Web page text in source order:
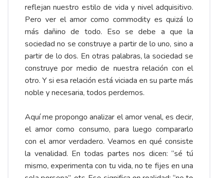
reflejan nuestro estilo de vida y nivel adquisitivo.
Pero ver el amor como commodity es quizá lo
más dañino de todo. Eso se debe a que la
sociedad no se construye a partir de lo uno, sino a
partir de lo dos. En otras palabras, la sociedad se
construye por medio de nuestra relación con el
otro. Y si esa relación está viciada en su parte más
noble y necesaria, todos perdemos.
Aquí me propongo analizar el amor venal, es decir,
el amor como consumo, para luego compararlo
con el amor verdadero. Veamos en qué consiste
la venalidad. En todas partes nos dicen: “sé tú
mismo, experimenta con tu vida, no te fijes en una